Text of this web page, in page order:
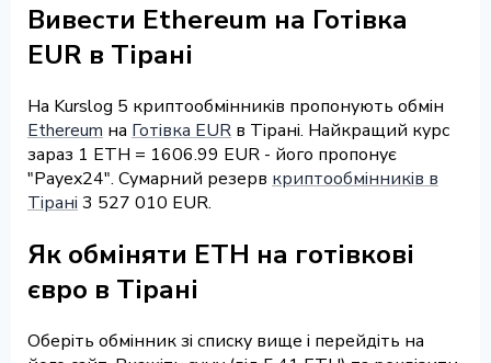
Вивести Ethereum на Готівка
EUR в Тірані
На Kurslog 5 криптообмінників пропонують обмін
Ethereum на Готівка EUR в Тірані. Найкращий курс
зараз 1 ETH = 1606.99 EUR - його пропонує
"Payex24". Сумарний резерв криптообмінників в
Тірані 3 527 010 EUR.
Як обміняти ETH на готівкові
євро в Тірані
Оберіть обмінник зі списку вище і перейдіть на